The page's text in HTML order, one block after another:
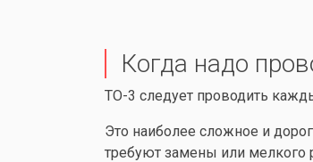
Когда надо
ТО-3 следует проводить
Это наиболее сложное и
требуют замены или мелкого